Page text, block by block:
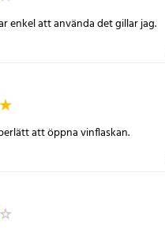
enkel att använda det gillar jag.
att öppna vinflaskan.